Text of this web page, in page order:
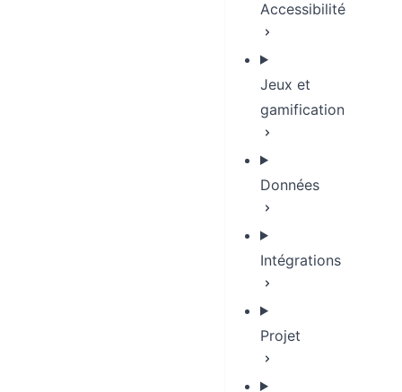
Accessibilité
Jeux et
gamification
Données
Intégrations
Projet